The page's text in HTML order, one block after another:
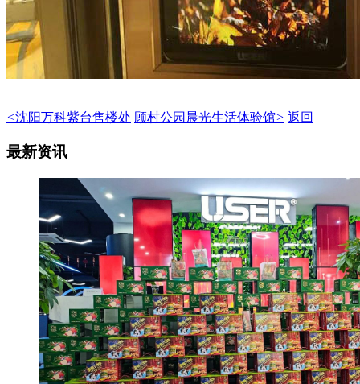
<沈阳万科紫台售楼处 顾村公园晨光生活体验馆> 返回
最新资讯